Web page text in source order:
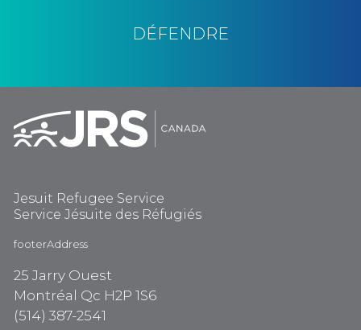
DÉFENDRE
Jesuit Refugee Service
Service Jésuite des Réfugiés
footerAddress
25 Jarry Ouest
Montréal Qc H2P 1S6
(514) 387-2541